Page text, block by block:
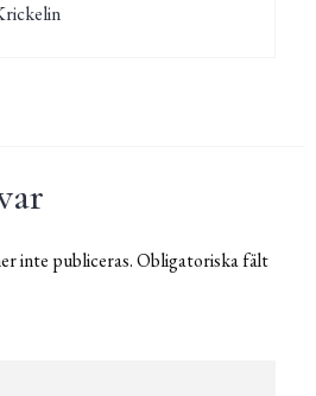
inte publiceras.Obligatoriska fält